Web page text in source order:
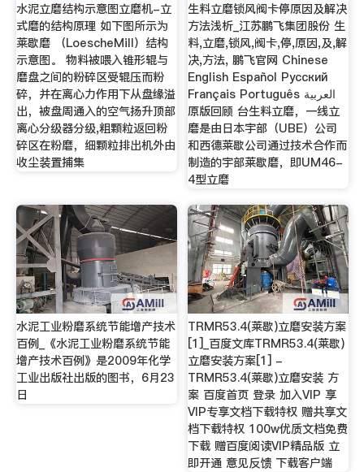
水泥立磨结构示意图立磨机-立
式磨的结构原理 如下图所示为
莱歇磨 （LoescheMill）结构
示意图。 物料被喂入锥形辊与
磨盘之间的粉碎区受辊压而粉
碎，并在离心力作用下从盘缘溢
出，被盘周通入的空气扬升顶部
离心分级器分级,粗颗粒返回粉
碎区在粉磨，细颗粒排出机外由
收尘装置捕集
生料立磨锁风阀卡停原因及解决
方法浅析_江苏鹏飞集团股份 生
料,立磨,锁风,阀卡,停,原因,及,解
决,方法, 鹏飞官网 Chinese
English Español Русский
Français Português العربية
原版回顾 台生料立磨，一线立
磨是由日本宇部（UBE）公司
和西德莱歇公司通过技术合作而
制造的宇部莱歇磨，即UM46-
4型立磨
水泥工业粉磨系统节能增产技术
百例_《水泥工业粉磨系统节能
增产技术百例》是2009年化学
工业出版社出版的图书，6月23
日
TRMR53.4(莱歇)立磨安装方案
[1]_百度文库TRMR53.4(莱歇)
立磨安装方案[1] -
TRMR53.4(莱歇)立磨安装 方
案 百度首页 登录 加入VIP 享
VIP专享文档下载特权 赠共享文
档下载特权 100w优质文档免费
下载 赠百度阅读VIP精品版 立
即开通 意见反馈 下载客户端